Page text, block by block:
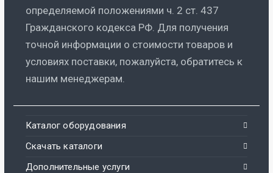
определяемой положениями ч. 2 ст. 437
Гражданского кодекса РФ. Для получения
точной информации о стоимости товаров и
условиях поставки, пожалуйста, обратитесь к
нашим менеджерам.
Каталог оборудования
Скачать каталоги
Дополнительные услуги